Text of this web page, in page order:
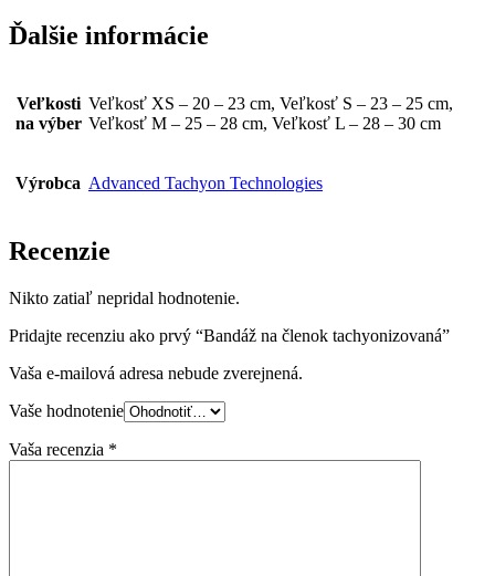
Ďalšie informácie
Veľkosti
na výber
Veľkosť XS – 20 – 23 cm, Veľkosť S – 23 – 25 cm,
Veľkosť M – 25 – 28 cm, Veľkosť L – 28 – 30 cm
Výrobca Advanced Tachyon Technologies
Recenzie
Nikto zatiaľ nepridal hodnotenie.
Pridajte recenziu ako prvý “Bandáž na členok tachyonizovaná”
Vaša e-mailová adresa nebude zverejnená.
Vaše hodnotenie
Vaša recenzia *